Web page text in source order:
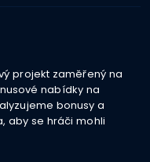
projekt zaměřený na
nabídky na
bonusy a
aby se hráči mohli